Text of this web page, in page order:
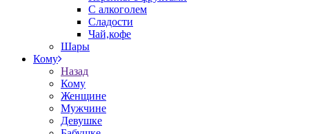
С алкоголем
Сладости
Чай,кофе
Шары
Кому
Назад
Кому
Женщине
Мужчине
Девушке